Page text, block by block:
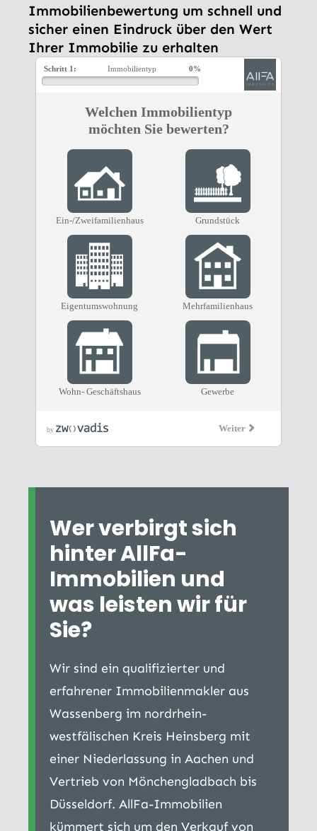
Immobilienbewertung um schnell und
sicher einen Eindruck über den Wert
Ihrer Immobilie zu erhalten
Wer verbirgt sich
hinter AllFa-
Immobilien und
was leisten wir für
Sie?
Wir sind ein qualifizierter und
erfahrener Immobilienmakler aus
Wassenberg im nordrhein-
westfälischen Kreis Heinsberg mit
einer Niederlassung in Aachen und
Vertrieb von Mönchengladbach bis
Düsseldorf. AllFa-Immobilien
kümmert sich um den Verkauf von